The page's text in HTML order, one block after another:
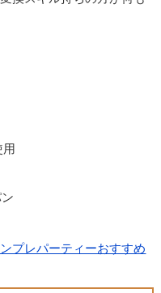
プレパーティーおすすめ